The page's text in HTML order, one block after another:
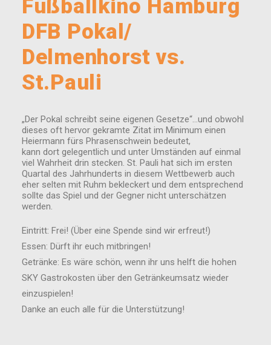
Fußballkino Hamburg
DFB Pokal/
Delmenhorst vs.
St.Pauli
„Der Pokal schreibt seine eigenen Gesetze“…und obwohl
dieses oft hervor gekramte Zitat im Minimum einen
Heiermann fürs Phrasenschwein bedeutet,
kann dort gelegentlich und unter Umständen auf einmal
viel Wahrheit drin stecken. St. Pauli hat sich im ersten
Quartal des Jahrhunderts in diesem Wettbewerb auch
eher selten mit Ruhm bekleckert und dem entsprechend
sollte das Spiel und der Gegner nicht unterschätzen
werden.
Eintritt: Frei! (Über eine Spende sind wir erfreut!)
Essen: Dürft ihr euch mitbringen!
Getränke: Es wäre schön, wenn ihr uns helft die hohen
SKY Gastrokosten über den Getränkeumsatz wieder
einzuspielen!
Danke an euch alle für die Unterstützung!